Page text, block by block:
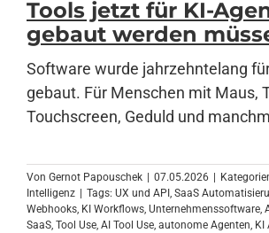
Tools jetzt für KI-
gebaut werden
Software wurde jahrzehntelang
gebaut. Für Menschen mit Maus,
Touchscreen, Geduld und
Von Gernot Papouschek 07.05.2026
Intelligenz
Tags: UX und API , SaaS
Webhooks, KI Workflows, Unternehmenssoftware,
SaaS, Tool Use, AI Tool Use, autonome Agenten, KI